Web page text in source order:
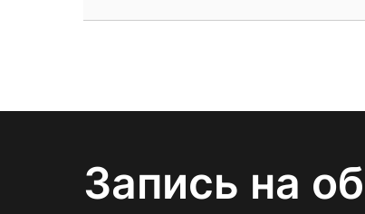
Запись на